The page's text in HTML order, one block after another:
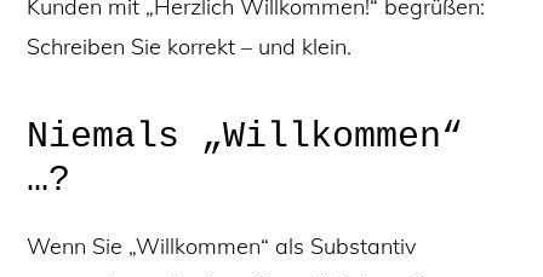
Kunden mit „Herzlich Willkommen!“ begrüßen:
Schreiben Sie korrekt – und klein.
Niemals „Willkommen“
…?
Wenn Sie „Willkommen“ als Substantiv